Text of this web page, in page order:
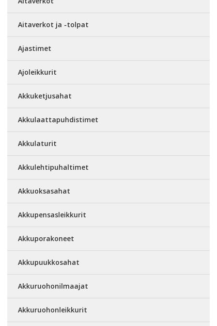
Aitaverkot ja -tolpat
Ajastimet
Ajoleikkurit
Akkuketjusahat
Akkulaattapuhdistimet
Akkulaturit
Akkulehtipuhaltimet
Akkuoksasahat
Akkupensasleikkurit
Akkuporakoneet
Akkupuukkosahat
Akkuruohonilmaajat
Akkuruohonleikkurit